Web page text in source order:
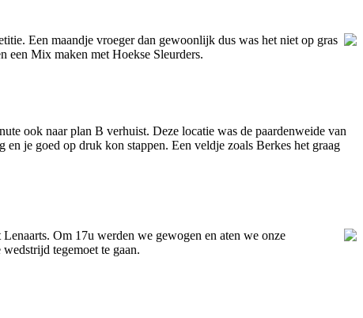
Een maandje vroeger dan gewoonlijk dus was het niet op gras
een Mix maken met Hoekse Sleurders.
ook naar plan B verhuist. Deze locatie was de paardenweide van
je goed op druk kon stappen. Een veldje zoals Berkes het graag
Om 17u werden we gewogen en aten we onze
tegemoet te gaan.